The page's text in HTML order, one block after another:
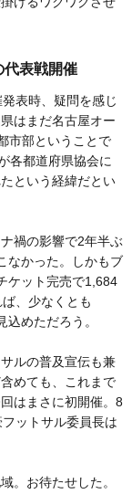
代表戦開催
表時、疑問を感じ
はまだ名古屋オー
市部ということで
各都道府県協会に
という経緯だとい
禍の影響で2年半ぶ
なかった。しかもブ
ケット完売で1,684
、少なくとも
めただろう。
ルの普及宣伝も兼
めても、これまで
はまさに初開催。8
ットサル委員長は
。お待たせした。